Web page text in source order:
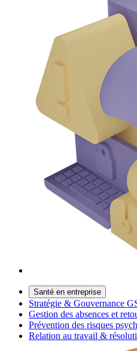
Santé en entreprise
Stratégie & Gouvernance
Gestion des absences et
Prévention des risques
Relation au travail &